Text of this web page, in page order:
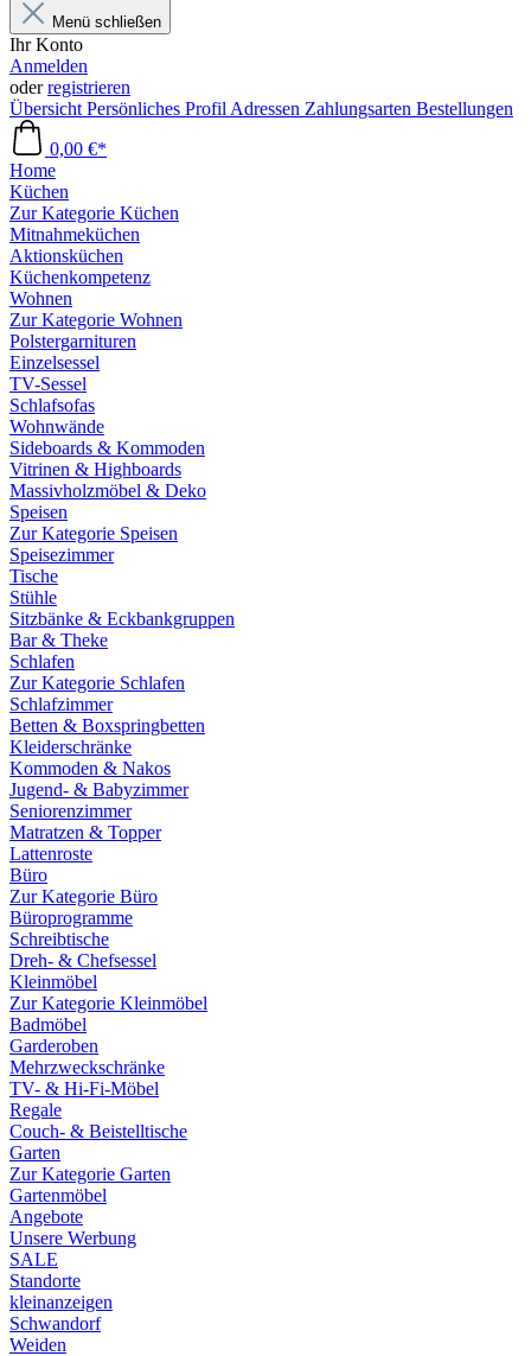
Menü schließen
Ihr Konto
Anmelden
oderregistrieren
Übersicht Persönliches Profil Adressen Zahlungsarten Bestellungen
0,00 €*
Home
Küchen
Zur Kategorie Küchen
Mitnahmeküchen
Aktionsküchen
Küchenkompetenz
Wohnen
Zur Kategorie Wohnen
Polstergarnituren
Einzelsessel
TV-Sessel
Schlafsofas
Wohnwände
Sideboards & Kommoden
Vitrinen & Highboards
Massivholzmöbel & Deko
Speisen
Zur Kategorie Speisen
Speisezimmer
Tische
Stühle
Sitzbänke & Eckbankgruppen
Bar & Theke
Schlafen
Zur Kategorie Schlafen
Schlafzimmer
Betten & Boxspringbetten
Kleiderschränke
Kommoden & Nakos
Jugend- & Babyzimmer
Seniorenzimmer
Matratzen & Topper
Lattenroste
Büro
Zur Kategorie Büro
Büroprogramme
Schreibtische
Dreh- & Chefsessel
Kleinmöbel
Zur Kategorie Kleinmöbel
Badmöbel
Garderoben
Mehrzweckschränke
TV- & Hi-Fi-Möbel
Regale
Couch- & Beistelltische
Garten
Zur Kategorie Garten
Gartenmöbel
Angebote
Unsere Werbung
SALE
Standorte
kleinanzeigen
Schwandorf
Weiden